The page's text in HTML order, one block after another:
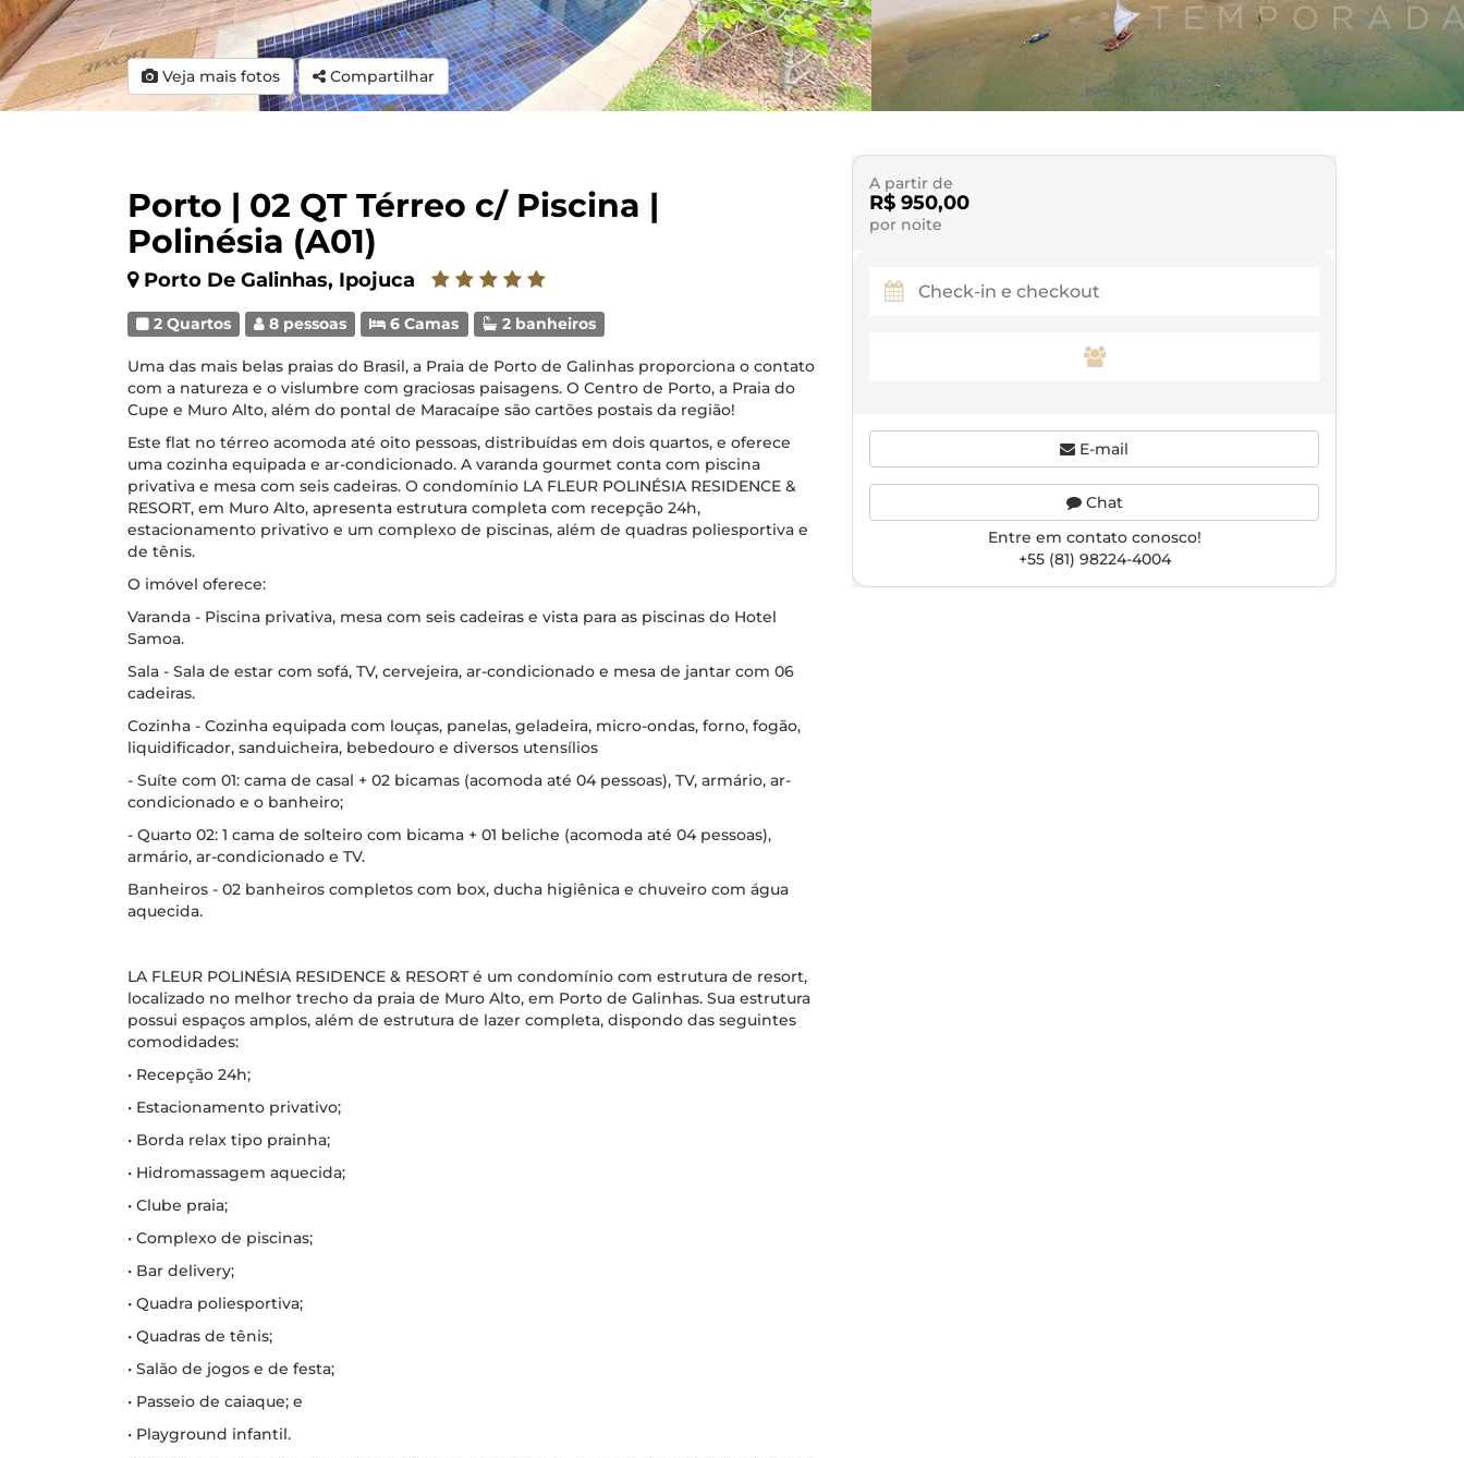
Veja mais fotos Compartilhar
Porto | 02 QT Térreo c/ Piscina |
Polinésia (A01)
Porto De Galinhas, Ipojuca
2 Quartos 8 pessoas 6 Camas 2 banheiros
Uma das mais belas praias do Brasil, a Praia de Porto de Galinhas proporciona o contato
com a natureza e o vislumbre com graciosas paisagens. O Centro de Porto, a Praia do
Cupe e Muro Alto, além do pontal de Maracaípe são cartões postais da região!
Este flat no térreo acomoda até oito pessoas, distribuídas em dois quartos, e oferece
uma cozinha equipada e ar-condicionado. A varanda gourmet conta com piscina
privativa e mesa com seis cadeiras. O condomínio LA FLEUR POLINÉSIA RESIDENCE &
RESORT, em Muro Alto, apresenta estrutura completa com recepção 24h,
estacionamento privativo e um complexo de piscinas, além de quadras poliesportiva e
de tênis.
O imóvel oferece:
Varanda - Piscina privativa, mesa com seis cadeiras e vista para as piscinas do Hotel
Samoa.
Sala - Sala de estar com sofá, TV, cervejeira, ar-condicionado e mesa de jantar com 06
cadeiras.
Cozinha - Cozinha equipada com louças, panelas, geladeira, micro-ondas, forno, fogão,
liquidificador, sanduicheira, bebedouro e diversos utensílios
- Suíte com 01: cama de casal + 02 bicamas (acomoda até 04 pessoas), TV, armário, ar-
condicionado e o banheiro;
- Quarto 02: 1 cama de solteiro com bicama + 01 beliche (acomoda até 04 pessoas),
armário, ar-condicionado e TV.
Banheiros - 02 banheiros completos com box, ducha higiênica e chuveiro com água
aquecida.
LA FLEUR POLINÉSIA RESIDENCE & RESORT é um condomínio com estrutura de resort,
localizado no melhor trecho da praia de Muro Alto, em Porto de Galinhas. Sua estrutura
possui espaços amplos, além de estrutura de lazer completa, dispondo das seguintes
comodidades:
• Recepção 24h;
• Estacionamento privativo;
• Borda relax tipo prainha;
• Hidromassagem aquecida;
• Clube praia;
• Complexo de piscinas;
• Bar delivery;
• Quadra poliesportiva;
• Quadras de tênis;
• Salão de jogos e de festa;
• Passeio de caiaque; e
• Playground infantil.
A partir de
R$ 950,00
por noite
E-mail
Chat
Entre em contato conosco!
+55 (81) 98224-4004